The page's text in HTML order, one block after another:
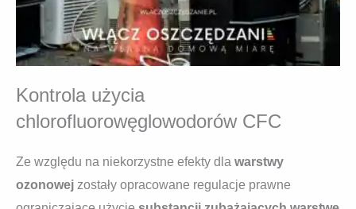
Kontrola użycia
chlorofluorowęglowodorów CFC
Ze względu na niekorzystne efekty dla warstwy
ozonowej zostały opracowane regulacje prawne